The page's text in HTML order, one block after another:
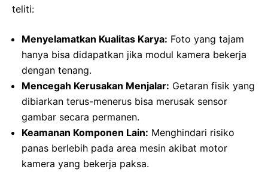
teliti:
Menyelamatkan Kualitas Karya: Foto yang tajam
hanya bisa didapatkan jika modul kamera bekerja
dengan tenang.
Mencegah Kerusakan Menjalar: Getaran fisik yang
dibiarkan terus-menerus bisa merusak sensor
gambar secara permanen.
Keamanan Komponen Lain: Menghindari risiko
panas berlebih pada area mesin akibat motor
kamera yang bekerja paksa.